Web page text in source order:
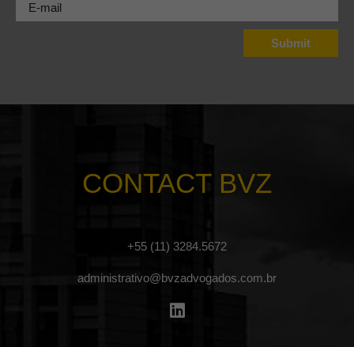
CONTACT BVZ
+55 (11) 3284.5672
administrativo@bvzadvogados.com.br